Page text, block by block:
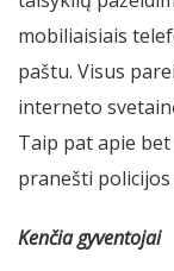
mobiliaisiais
paštu. Visus
interneto
Taip pat apie
pranešti
Kenčia gyventojai